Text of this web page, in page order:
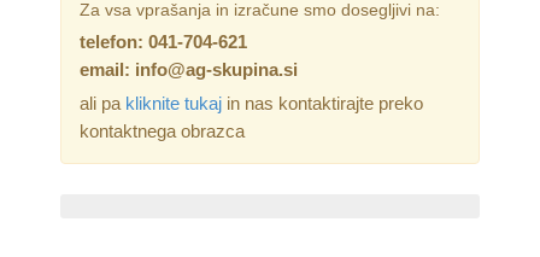
PESJAKI
VRTNE UTE
SAVNE
Za vsa vprašanja in izračune smo dosegljivi na:
telefon: 041-704-621
email: info@ag-skupina.si
ali pa kliknite tukaj in nas kontaktirajte preko
kontaktnega obrazca